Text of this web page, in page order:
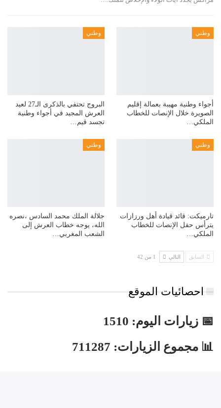
وطني
أجواء وطنية مهيبة بعمالة إقليم
الصويرة خلال الإنصات للخطاب
الملكي…
وطني
البروج تحتفي بالذكرى الـ27 لعيد
العرش المجيد في أجواء وطنية
تجسد قيم…
وطني
تارميكت: قائد قيادة أهل ورزازات
يترأس حفل الإنصات للخطاب
الملكي…
وطني
جلالة الملك محمد السادس ،نصره
الله، يوجه خطاب العرش إلى
الشعب المغربي…
السابق التالي 1 من 42
احصائيات الموقع
📅 زيارات اليوم: 1510
📊 مجموع الزيارات: 711287